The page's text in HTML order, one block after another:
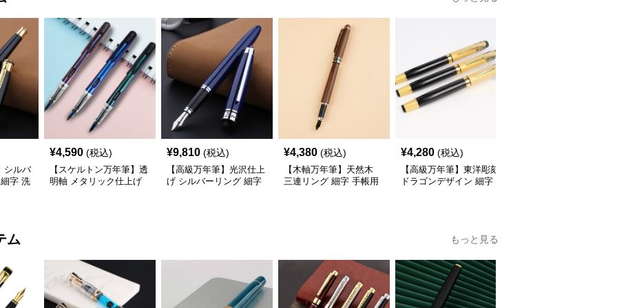
シルバ
字 洗
¥4,590 (税込)
【スケルトン万年筆】透
明軸 メタリック仕上げ
¥9,810 (税込)
【高級万年筆】光沢仕上
げ シルバーリング 細字
¥4,380 (税込)
【木軸万年筆】天然木
三連リング 細字 手帳用
¥4,280 (税込)
【高級万年筆】東洋彫刻
ドラゴンデザイン 細字
ム もっと見る